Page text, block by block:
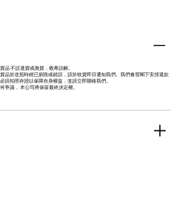
品 不設退貨或換貨，敬希諒解。
品於送抵時經已損毀或錯誤，請於收貨即日通知我們。我們會替閣下安排退款
拍照存證以保障自身權益，並請立即聯絡我們。
爭議， 本公司將保留最終決定權。